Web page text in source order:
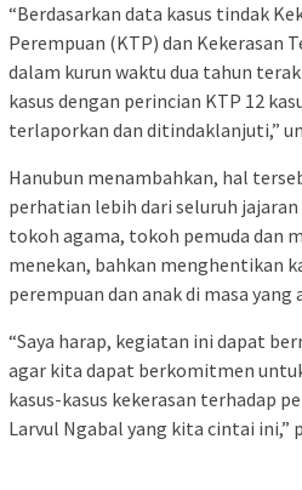
“Berdasarkan data kasus tindak
Perempuan (KTP) dan Kekerasan
dalam kurun waktu dua tahun
kasus dengan perincian KTP 12
terlaporkan dan ditindaklanjuti,”
Hanubun menambahkan, hal
perhatian lebih dari seluruh
tokoh agama, tokoh pemuda dan
menekan, bahkan menghentikan
perempuan dan anak di masa yang
“Saya harap, kegiatan ini dapat
agar kita dapat berkomitmen
kasus-kasus kekerasan terhadap
Larvul Ngabal yang kita cintai ini,”